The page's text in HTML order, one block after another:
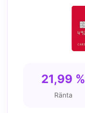
21,99 %
Ränta